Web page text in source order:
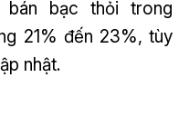
bán bạc thỏi trong
21% đến 23%, tùy
nhật.